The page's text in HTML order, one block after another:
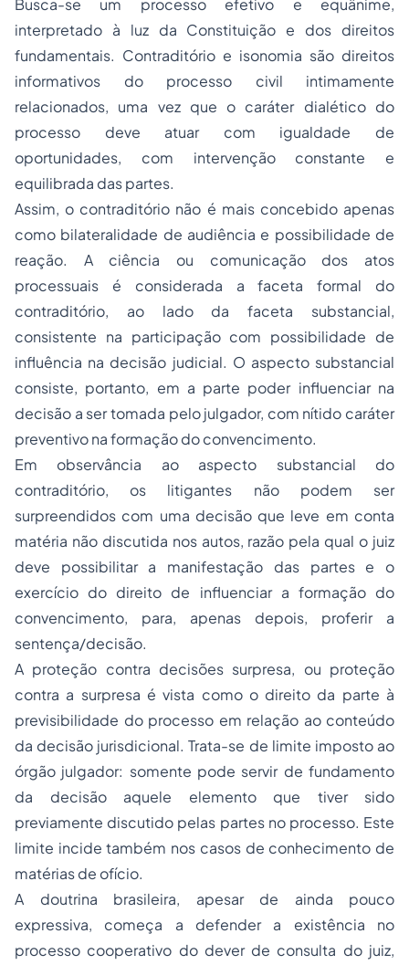
Busca-se um processo efetivo e equânime,
interpretado à luz da Constituição e dos direitos
fundamentais. Contraditório e isonomia são direitos
informativos do processo civil intimamente
relacionados, uma vez que o caráter dialético do
processo deve atuar com igualdade de
oportunidades, com intervenção constante e
equilibrada das partes.
Assim, o contraditório não é mais concebido apenas
como bilateralidade de audiência e possibilidade de
reação. A ciência ou comunicação dos atos
processuais é considerada a faceta formal do
contraditório, ao lado da faceta substancial,
consistente na participação com possibilidade de
influência na decisão judicial. O aspecto substancial
consiste, portanto, em a parte poder influenciar na
decisão a ser tomada pelo julgador, com nítido caráter
preventivo na formação do convencimento.
Em observância ao aspecto substancial do
contraditório, os litigantes não podem ser
surpreendidos com uma decisão que leve em conta
matéria não discutida nos autos, razão pela qual o juiz
deve possibilitar a manifestação das partes e o
exercício do direito de influenciar a formação do
convencimento, para, apenas depois, proferir a
sentença/decisão.
A proteção contra decisões surpresa, ou proteção
contra a surpresa é vista como o direito da parte à
previsibilidade do processo em relação ao conteúdo
da decisão jurisdicional. Trata-se de limite imposto ao
órgão julgador: somente pode servir de fundamento
da decisão aquele elemento que tiver sido
previamente discutido pelas partes no processo. Este
limite incide também nos casos de conhecimento de
matérias de ofício.
A doutrina brasileira, apesar de ainda pouco
expressiva, começa a defender a existência no
processo cooperativo do dever de consulta do juiz,